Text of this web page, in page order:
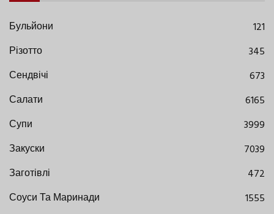
Бульйони
121
Різотто
345
Сендвічі
673
Салати
6165
Супи
3999
Закуски
7039
Заготівлі
472
Соуси Та Маринади
1555